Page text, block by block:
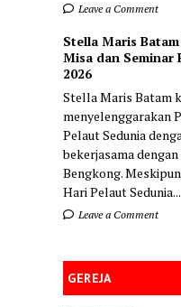
Leave a Comment
Stella Maris
Misa dan Seminar
2026
Stella Maris Batam
menyelenggarakan
Pelaut Sedunia
bekerjasama
Bengkong.
Hari Pelaut Sedunia...
Leave a Comment
GEREJA